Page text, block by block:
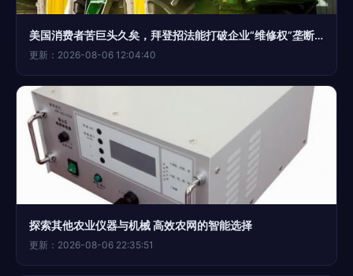
美国消费者苦巨头久矣，拜登招法能打破企业“维修权”垄断吗？目光需一瞥终获权益渴望的农业从业者。
更新：2026-08-06 12:04:40
探索其他农业仪器与机械 高效农网的智能选择
更新：2026-08-06 22:35:51